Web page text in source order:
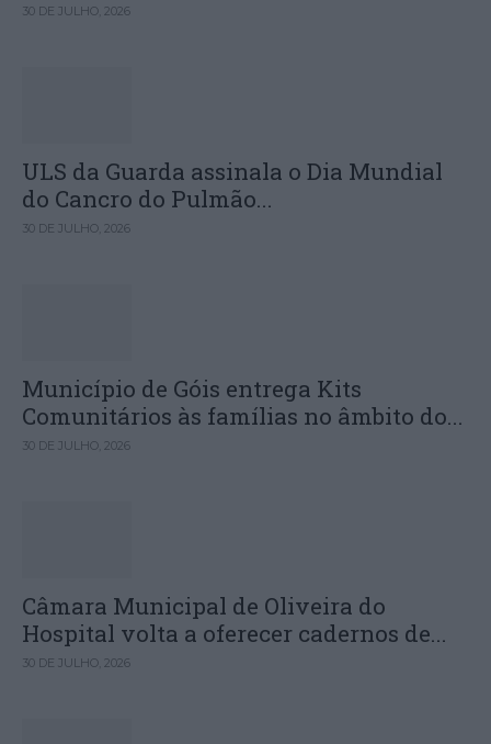
30 DE JULHO, 2026
ULS da Guarda assinala o Dia Mundial
do Cancro do Pulmão...
30 DE JULHO, 2026
Município de Góis entrega Kits
Comunitários às famílias no âmbito do...
30 DE JULHO, 2026
Câmara Municipal de Oliveira do
Hospital volta a oferecer cadernos de...
30 DE JULHO, 2026